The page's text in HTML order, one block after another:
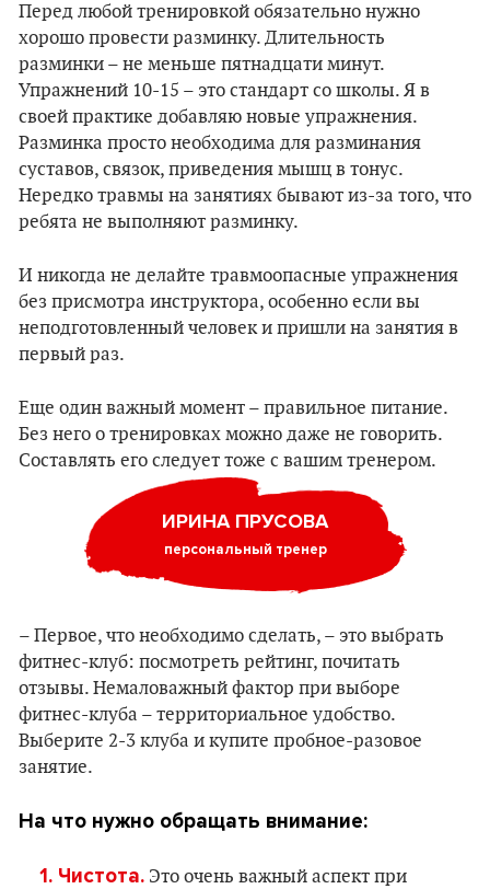
Перед любой тренировкой обязательно нужно
хорошо провести разминку. Длительность
разминки – не меньше пятнадцати минут.
Упражнений 10-15 – это стандарт со школы. Я в
своей практике добавляю новые упражнения.
Разминка просто необходима для разминания
суставов, связок, приведения мышц в тонус.
Нередко травмы на занятиях бывают из-за того, что
ребята не выполняют разминку.
И никогда не делайте травмоопасные упражнения
без присмотра инструктора, особенно если вы
неподготовленный человек и пришли на занятия в
первый раз.
Еще один важный момент – правильное питание.
Без него о тренировках можно даже не говорить.
Составлять его следует тоже с вашим тренером.
ИРИНА ПРУСОВА
персональный тренер
– Первое, что необходимо сделать, – это выбрать
фитнес-клуб: посмотреть рейтинг, почитать
отзывы. Немаловажный фактор при выборе
фитнес-клуба – территориальное удобство.
Выберите 2-3 клуба и купите пробное-разовое
занятие.
На что нужно обращать внимание:
1. Чистота. Это очень важный аспект при